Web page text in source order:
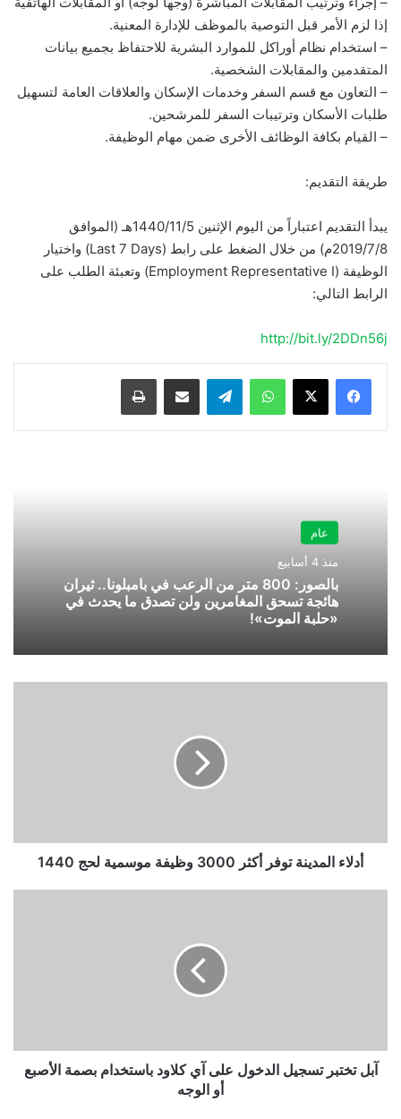
إذا لزم الأمر قبل التوصية بالموظف للإدارة المعنية.
– استخدام نظام أوراكل للموارد البشرية للاحتفاظ بجميع بيانات
المتقدمين والمقابلات الشخصية.
– التعاون مع قسم السفر وخدمات الإسكان والعلاقات العامة لتسهيل
طلبات الأسكان وترتيبات السفر للمرشحين.
– القيام بكافة الوظائف الأخرى ضمن مهام الوظيفة.
طريقة التقديم:
يبدأ التقديم اعتباراً من اليوم الإثنين 1440/11/5هـ (الموافق
2019/7/8م) من خلال الضغط على رابط (Last 7 Days) واختيار
الوظيفة (Employment Representative I) وتعبئة الطلب على
الرابط التالي:
http://bit.ly/2DDn56j
واتساب تيلقرام مشاركة عبر البريد طباعة
عام
منذ 4 أسابيع
بالصور: 800 متر من الرعب في بامبلونا.. ثيران
هائجة تسحق المغامرين ولن تصدق ما يحدث في
«حلبة الموت»!
1440
أدلاء المدينة توفر أكثر 3000 وظيفة موسمية لحج 1440
بصمة
الأصبع
آبل تختبر تسجيل الدخول على آي كلاود باستخدام بصمة الأصبع
أو الوجه